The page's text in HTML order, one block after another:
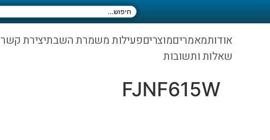
אודותמאמריםמוצריםפעילות משמרת השבתיצירת קשר
שאלות ותשובות
FJNF615W